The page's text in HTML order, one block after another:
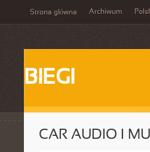
Strona główna Archiwum
BIEGI
CAR AUDIO I